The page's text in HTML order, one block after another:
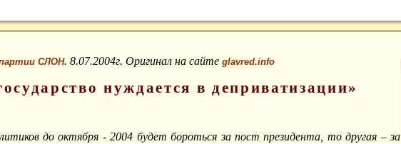
СЛОН. 8.07.2004г. Оригинал на сайте glavred.info
нуждается в деприватизации»
до октября - 2004 будет бороться за пост президента, то другая – за